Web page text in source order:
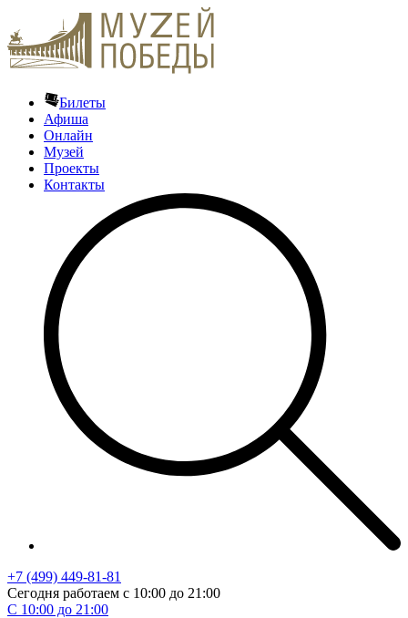
Билеты
Афиша
Онлайн
Музей
Проекты
Контакты
+7 (499) 449-81-81
Сегодня работаем с 10:00 до 21:00
С 10:00 до 21:00